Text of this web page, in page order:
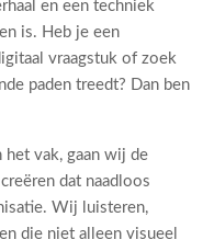
en een techniek
is. Heb je een
vraagstuk of zoek
paden treedt? Dan ben
het vak, gaan wij de
dat naadloos
Wij luisteren,
die niet alleen visueel